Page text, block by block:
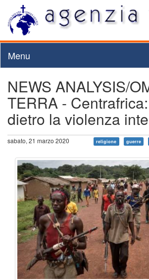
Menu
NEWS ANALYSIS/
TERRA -
dietro la violenza
sabato, 21 marzo 2020 religione guerre